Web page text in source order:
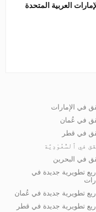
العربية المتحدة
في الإمارات
في عُمان
في قطر
في ٱلسُّعُوْدِيَّة
في البحرين
تطويرية جديدة في
تطويرية جديدة في عُمان
تطويرية جديدة في قطر